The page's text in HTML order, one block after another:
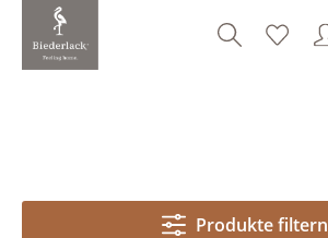
springen
Produkte filtern